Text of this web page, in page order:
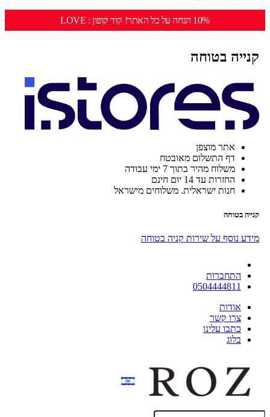
10% הנחה על כל האתר! קוד קופון : LOVE
קנייה בטוחה
אתר מוצפן
דף התשלום מאובטח
משלוח מהיר בתוך 7 ימי עבודה
החזרות עד 14 יום חינם
חנות ישראלית. משלוחים מישראל
קנייה בטוחה
מידע נוסף על שירות קניה בטוחה
התחברות
0504444811
אודות
צרו קשר
כתבו עלינו
בלוג